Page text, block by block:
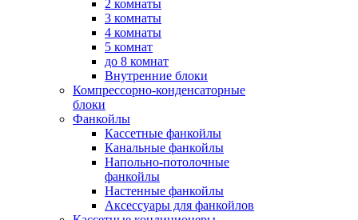
2 комнаты
3 комнаты
4 комнаты
5 комнат
до 8 комнат
Внутренние блоки
Компрессорно-конденсаторные
блоки
Фанкойлы
Кассетные фанкойлы
Канальные фанкойлы
Напольно-потолочные
фанкойлы
Настенные фанкойлы
Аксессуары для фанкойлов